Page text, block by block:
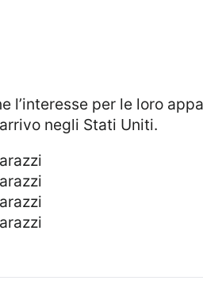
negli Stati Uniti.